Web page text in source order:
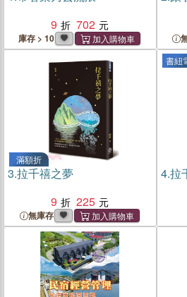
9
702
庫存 > 10
滿額折
3.拉千禧之夢
9
225
無庫存
書紐
4.拉